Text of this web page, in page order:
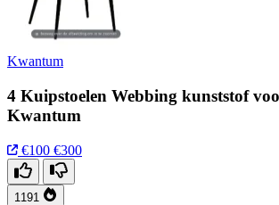
Kwantum
4 Kuipstoelen Webbing kunststof
Kwantum
€100 €300
1191